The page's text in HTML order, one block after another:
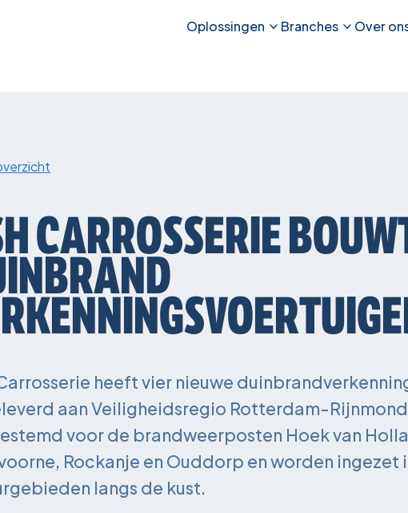
Oplossingen Branches Over
CARROSSERIE
heeft vier nieuwe
aan Veiligheidsregio Rotterdam-
voor de brandweerposten Hoek van
Rockanje en Ouddorp en worden ingezet
langs de kust.